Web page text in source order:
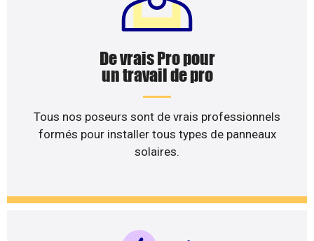
De vrais Pro pour
un travail de pro
Tous nos poseurs sont de vrais professionnels
formés pour installer tous types de panneaux
solaires.